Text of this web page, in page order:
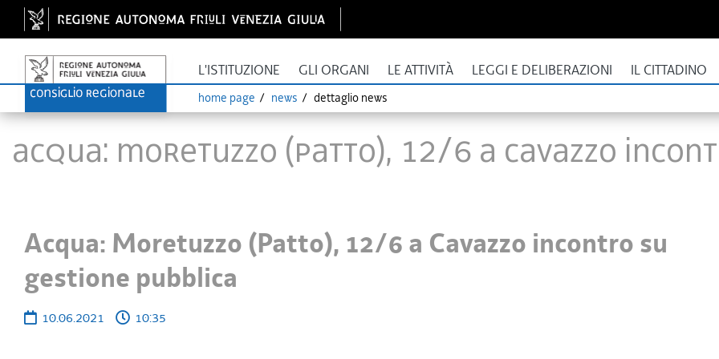
L'ISTITUZIONE GLI ORGANI LE ATTIVITÀ LEGGI E DELIBERAZIONI IL CITTADINO
home page news dettaglio news
Acqua: Moretuzzo (Patto), 12/6 a Cavazzo
Acqua: Moretuzzo (Patto), 12/6 a Cavazzo incontro su
gestione pubblica
10.06.2021 10:35